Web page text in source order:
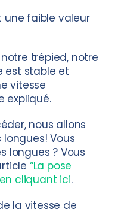
une faible valeur
trépied, notre
est stable et
vitesse
expliqué.
nous allons
longues!Vous
longues ? Vous
“La pose
cliquant ici.
la vitesse de